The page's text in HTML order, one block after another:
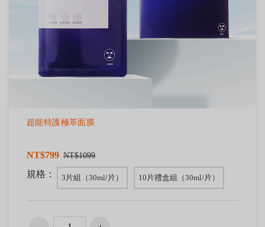
超能特護極萃面膜
NT$799 NT$1099
規格： 3片組（30ml/片） 10片禮盒組（30ml/片）